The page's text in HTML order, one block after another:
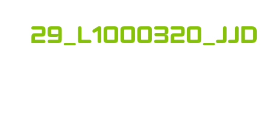
29_L1000320_JJD